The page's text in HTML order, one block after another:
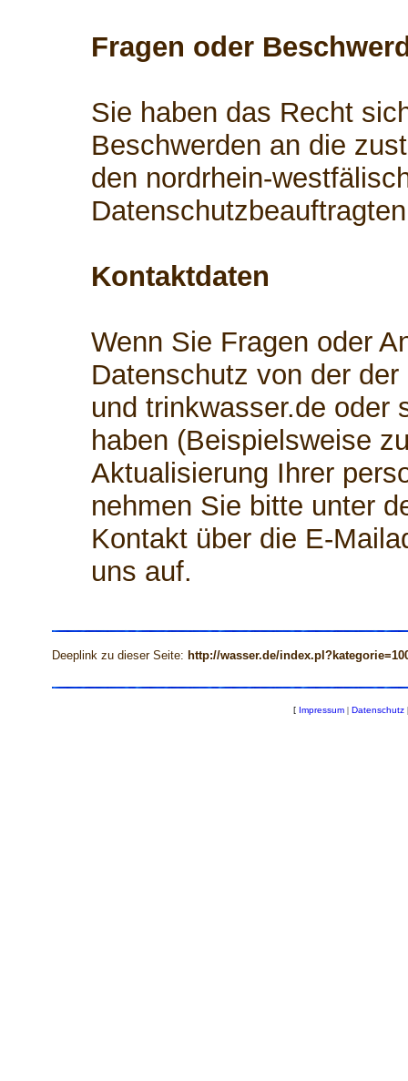
Fragen oder
Sie haben das Recht
Beschwerden an die
den nordrhein-
Kontaktdaten
Wenn Sie Fragen oder
Datenschutz von der
und trinkwasser.de oder
haben (Beispielsweise
Aktualisierung Ihrer
nehmen Sie bitte unter
Kontakt über die E-
uns auf.
Deeplink zu dieser Seite: http://wasser.de/
[ Impressum | Datenschutz